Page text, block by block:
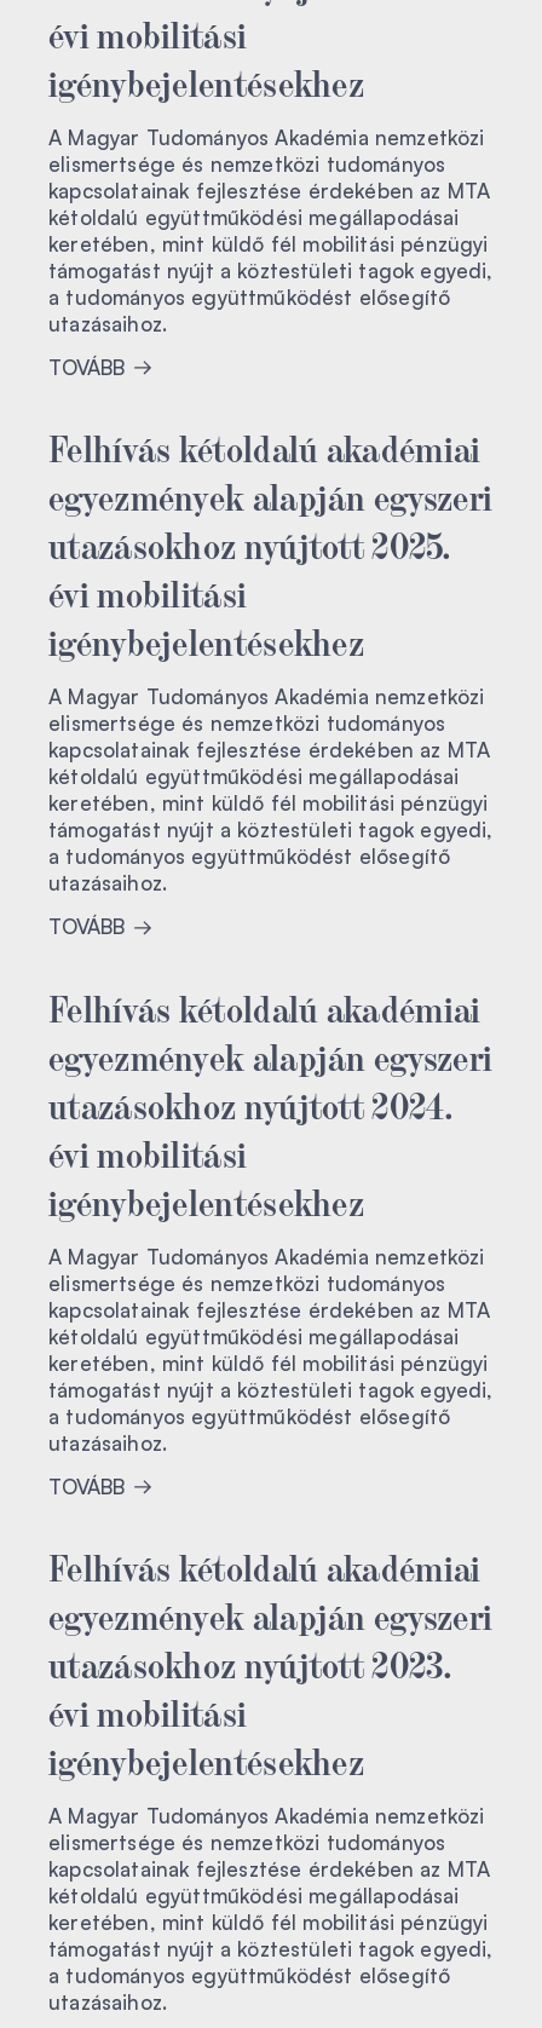
évi mobilitási
igénybejelentésekhez
A Magyar Tudományos Akadémia nemzetközi
elismertsége és nemzetközi tudományos
kapcsolatainak fejlesztése érdekében az MTA
kétoldalú együttműködési megállapodásai
keretében, mint küldő fél mobilitási pénzügyi
támogatást nyújt a köztestületi tagok egyedi,
a tudományos együttműködést elősegítő
utazásaihoz.
TOVÁBB
Felhívás kétoldalú akadémiai
egyezmények alapján egyszeri
utazásokhoz nyújtott 2025.
évi mobilitási
igénybejelentésekhez
A Magyar Tudományos Akadémia nemzetközi
elismertsége és nemzetközi tudományos
kapcsolatainak fejlesztése érdekében az MTA
kétoldalú együttműködési megállapodásai
keretében, mint küldő fél mobilitási pénzügyi
támogatást nyújt a köztestületi tagok egyedi,
a tudományos együttműködést elősegítő
utazásaihoz.
TOVÁBB
Felhívás kétoldalú akadémiai
egyezmények alapján egyszeri
utazásokhoz nyújtott 2024.
évi mobilitási
igénybejelentésekhez
A Magyar Tudományos Akadémia nemzetközi
elismertsége és nemzetközi tudományos
kapcsolatainak fejlesztése érdekében az MTA
kétoldalú együttműködési megállapodásai
keretében, mint küldő fél mobilitási pénzügyi
támogatást nyújt a köztestületi tagok egyedi,
a tudományos együttműködést elősegítő
utazásaihoz.
TOVÁBB
Felhívás kétoldalú akadémiai
egyezmények alapján egyszeri
utazásokhoz nyújtott 2023.
évi mobilitási
igénybejelentésekhez
A Magyar Tudományos Akadémia nemzetközi
elismertsége és nemzetközi tudományos
kapcsolatainak fejlesztése érdekében az MTA
kétoldalú együttműködési megállapodásai
keretében, mint küldő fél mobilitási pénzügyi
támogatást nyújt a köztestületi tagok egyedi,
a tudományos együttműködést elősegítő
utazásaihoz.